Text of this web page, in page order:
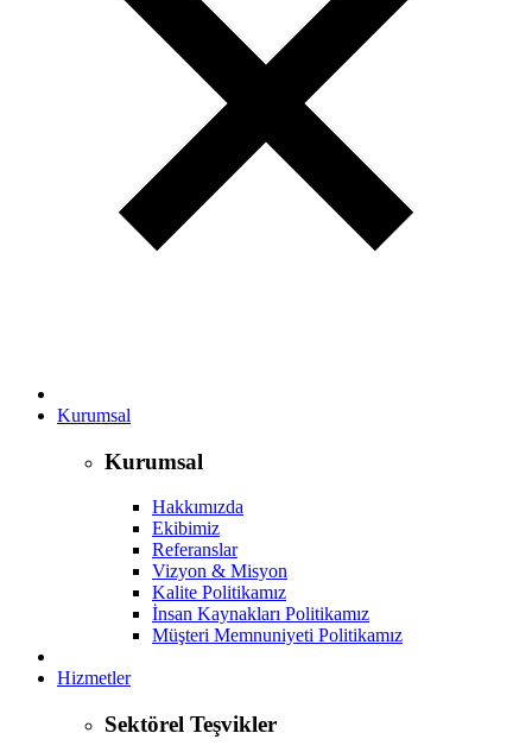
Kurumsal
Kurumsal
Hakkımızda
Ekibimiz
Referanslar
Vizyon & Misyon
Kalite Politikamız
İnsan Kaynakları Politikamız
Müşteri Memnuniyeti Politikamız
Hizmetler
Sektörel Teşvikler